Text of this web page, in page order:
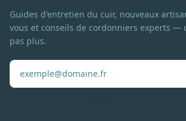
Guides d'entretien du cuir, nouveaux
vous et conseils de cordonniers experts —
pas plus.